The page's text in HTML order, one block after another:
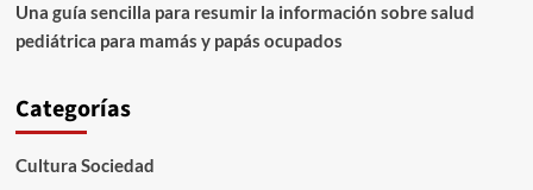
Una guía sencilla para resumir la información sobre salud
pediátrica para mamás y papás ocupados
Categorías
Cultura Sociedad